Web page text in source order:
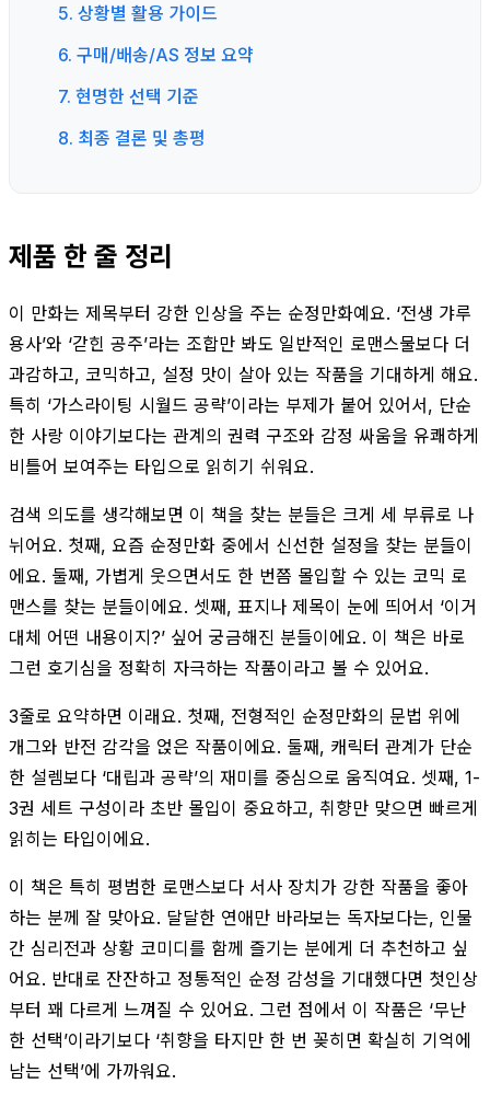
5. 상황별 활용 가이드
6. 구매/배송/AS 정보 요약
7. 현명한 선택 기준
8. 최종 결론 및 총평
제품 한 줄 정리
이 만화는 제목부터 강한 인상을 주는 순정만화예요. ‘전생 갸루
용사’와 ‘갇힌 공주’라는 조합만 봐도 일반적인 로맨스물보다 더
과감하고, 코믹하고, 설정 맛이 살아 있는 작품을 기대하게 해요.
특히 ‘가스라이팅 시월드 공략’이라는 부제가 붙어 있어서, 단순
한 사랑 이야기보다는 관계의 권력 구조와 감정 싸움을 유쾌하게
비틀어 보여주는 타입으로 읽히기 쉬워요.
검색 의도를 생각해보면 이 책을 찾는 분들은 크게 세 부류로 나
뉘어요. 첫째, 요즘 순정만화 중에서 신선한 설정을 찾는 분들이
에요. 둘째, 가볍게 웃으면서도 한 번쯤 몰입할 수 있는 코믹 로
맨스를 찾는 분들이에요. 셋째, 표지나 제목이 눈에 띄어서 ‘이거
대체 어떤 내용이지?’ 싶어 궁금해진 분들이에요. 이 책은 바로
그런 호기심을 정확히 자극하는 작품이라고 볼 수 있어요.
3줄로 요약하면 이래요. 첫째, 전형적인 순정만화의 문법 위에
개그와 반전 감각을 얹은 작품이에요. 둘째, 캐릭터 관계가 단순
한 설렘보다 ‘대립과 공략’의 재미를 중심으로 움직여요. 셋째, 1-
3권 세트 구성이라 초반 몰입이 중요하고, 취향만 맞으면 빠르게
읽히는 타입이에요.
이 책은 특히 평범한 로맨스보다 서사 장치가 강한 작품을 좋아
하는 분께 잘 맞아요. 달달한 연애만 바라보는 독자보다는, 인물
간 심리전과 상황 코미디를 함께 즐기는 분에게 더 추천하고 싶
어요. 반대로 잔잔하고 정통적인 순정 감성을 기대했다면 첫인상
부터 꽤 다르게 느껴질 수 있어요. 그런 점에서 이 작품은 ‘무난
한 선택’이라기보다 ‘취향을 타지만 한 번 꽂히면 확실히 기억에
남는 선택’에 가까워요.